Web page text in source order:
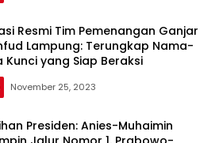
Resmi Tim Pemenangan Ganjar
Lampung: Terungkap Nama-
Kunci yang Siap Beraksi
November 25, 2023
Presiden: Anies-Muhaimin